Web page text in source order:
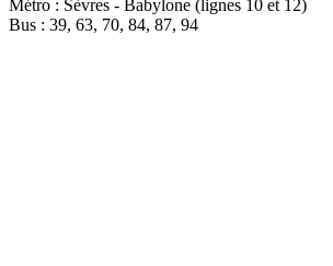
Métro : Sèvres - Babylone (lignes 10 et 12)
Bus : 39, 63, 70, 84, 87, 94